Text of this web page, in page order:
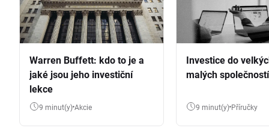
Warren Buffett: kdo to je a
jaké jsou jeho investiční
lekce
9 minut(y) Akcie
Investice do
malých společností
9 minut(y) Příručky